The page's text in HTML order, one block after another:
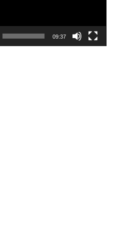
09:37